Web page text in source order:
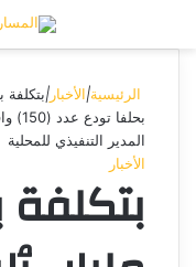
تسجيل الدخول
الرئيسية|الأخبار |
المدير التنفيذي للمحلية
الأخبار